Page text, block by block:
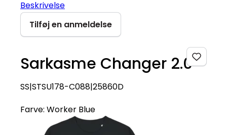
Beskrivelse
Tilføj en anmeldelse
Sarkasme Changer 2.0
SS|STSU178-C088|25860D
Farve: Worker Blue